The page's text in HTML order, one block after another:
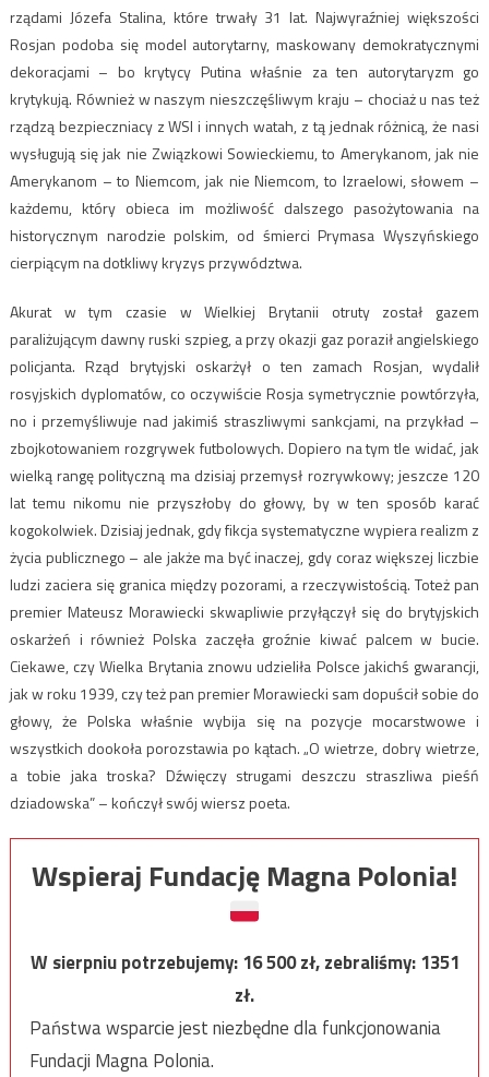
rządami Józefa Stalina, które trwały 31 lat. Najwyraźniej większości
Rosjan podoba się model autorytarny, maskowany demokratycznymi
dekoracjami – bo krytycy Putina właśnie za ten autorytaryzm go
krytykują. Również w naszym nieszczęśliwym kraju – chociaż u nas też
rządzą bezpieczniacy z WSI i innych watah, z tą jednak różnicą, że nasi
wysługują się jak nie Związkowi Sowieckiemu, to Amerykanom, jak nie
Amerykanom – to Niemcom, jak nie Niemcom, to Izraelowi, słowem –
każdemu, który obieca im możliwość dalszego pasożytowania na
historycznym narodzie polskim, od śmierci Prymasa Wyszyńskiego
cierpiącym na dotkliwy kryzys przywództwa.
Akurat w tym czasie w Wielkiej Brytanii otruty został gazem
paraliżującym dawny ruski szpieg, a przy okazji gaz poraził angielskiego
policjanta. Rząd brytyjski oskarżył o ten zamach Rosjan, wydalił
rosyjskich dyplomatów, co oczywiście Rosja symetrycznie powtórzyła,
no i przemyśliwuje nad jakimiś straszliwymi sankcjami, na przykład –
zbojkotowaniem rozgrywek futbolowych. Dopiero na tym tle widać, jak
wielką rangę polityczną ma dzisiaj przemysł rozrywkowy; jeszcze 120
lat temu nikomu nie przyszłoby do głowy, by w ten sposób karać
kogokolwiek. Dzisiaj jednak, gdy fikcja systematyczne wypiera realizm z
życia publicznego – ale jakże ma być inaczej, gdy coraz większej liczbie
ludzi zaciera się granica między pozorami, a rzeczywistością. Toteż pan
premier Mateusz Morawiecki skwapliwie przyłączył się do brytyjskich
oskarżeń i również Polska zaczęła groźnie kiwać palcem w bucie.
Ciekawe, czy Wielka Brytania znowu udzieliła Polsce jakichś gwarancji,
jak w roku 1939, czy też pan premier Morawiecki sam dopuścił sobie do
głowy, że Polska właśnie wybija się na pozycje mocarstwowe i
wszystkich dookoła porozstawia po kątach. „O wietrze, dobry wietrze,
a tobie jaka troska? Dźwięczy strugami deszczu straszliwa pieśń
dziadowska” – kończył swój wiersz poeta.
Wspieraj Fundację Magna Polonia!
W sierpniu potrzebujemy:16 500zł, zebraliśmy:1351
zł.
Państwa wsparcie jest niezbędne dla funkcjonowania
Fundacji Magna Polonia.